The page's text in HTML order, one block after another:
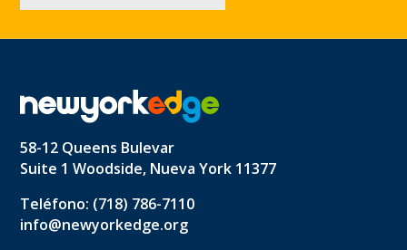
58-12 Queens Bulevar
Suite 1 Woodside, Nueva York 11377
Teléfono: (718) 786-7110
info@newyorkedge.org